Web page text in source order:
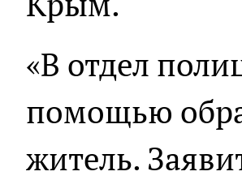
«В отдел
помощью
житель.